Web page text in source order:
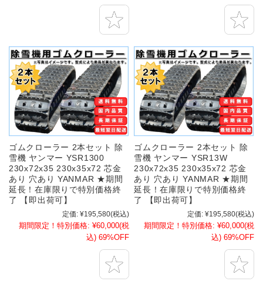
ゴムクローラー 2本セット 除
雪機 ヤンマー YSR1300
230x72x35 230x35x72 芯金
あり 穴あり YANMAR ★期間
延長！在庫限りで特別価格終
了 【即出荷可】
定価: ¥195,580(税込)
期間限定！特別価格: ¥60,000(税
込) 69%OFF
ゴムクローラー 2本セット 除
雪機 ヤンマー YSR13W
230x72x35 230x35x72 芯金
あり 穴あり YANMAR ★期間
延長！在庫限りで特別価格終
了 【即出荷可】
定価: ¥195,580(税込)
期間限定！特別価格: ¥60,000(税
込) 69%OFF